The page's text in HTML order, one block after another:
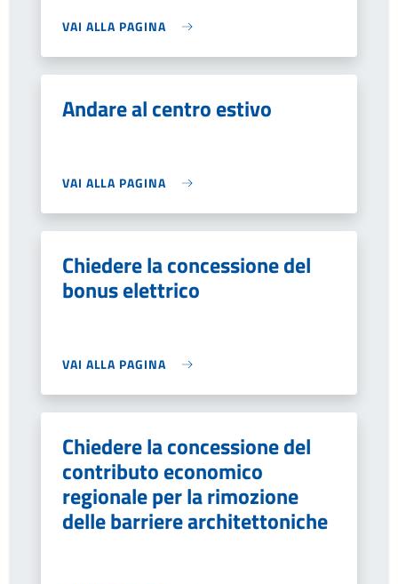
VAI ALLA PAGINA
Andare al centro estivo
VAI ALLA PAGINA
Chiedere la concessione del
bonus elettrico
VAI ALLA PAGINA
Chiedere la concessione del
contributo economico
regionale per la rimozione
delle barriere architettoniche